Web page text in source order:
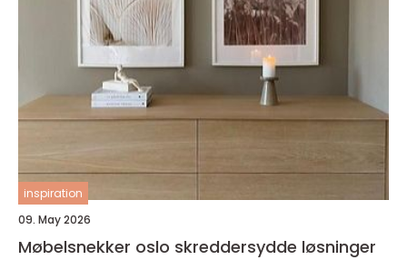
inspiration
09. May 2026
Møbelsnekker oslo skreddersydde løsninger